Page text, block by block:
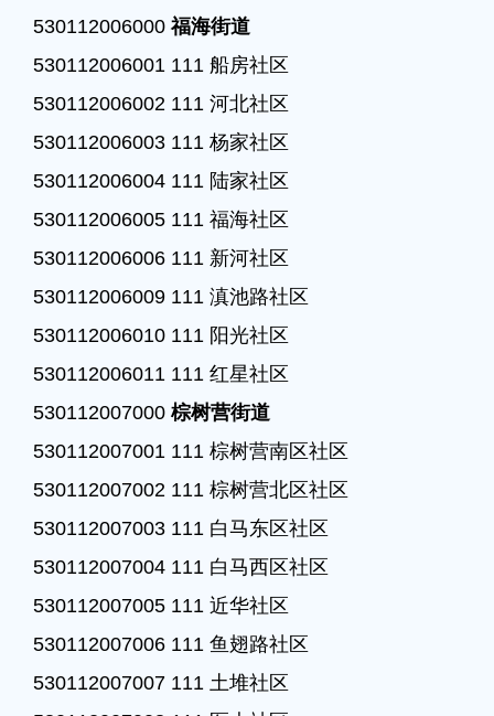
530112006000 福海街道
530112006001 111 船房社区
530112006002 111 河北社区
530112006003 111 杨家社区
530112006004 111 陆家社区
530112006005 111 福海社区
530112006006 111 新河社区
530112006009 111 滇池路社区
530112006010 111 阳光社区
530112006011 111 红星社区
530112007000 棕树营街道
530112007001 111 棕树营南区社区
530112007002 111 棕树营北区社区
530112007003 111 白马东区社区
530112007004 111 白马西区社区
530112007005 111 近华社区
530112007006 111 鱼翅路社区
530112007007 111 土堆社区